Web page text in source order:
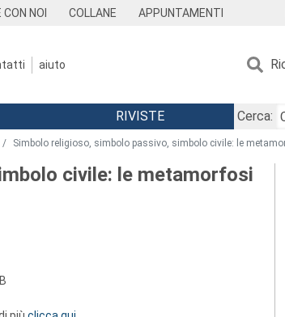
NOI COLLANE APPUNTAMENTI
aiuto
RIVISTE
Cerca:
Simbolo religioso, simbolo passivo, simbolo civile: le
civile: le metamorfosi